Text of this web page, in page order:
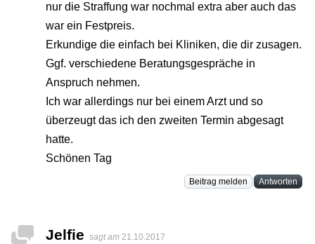
nur die Straffung war nochmal extra aber auch das
war ein Festpreis.
Erkundige die einfach bei Kliniken, die dir zusagen.
Ggf. verschiedene Beratungsgespräche in
Anspruch nehmen.
Ich war allerdings nur bei einem Arzt und so
überzeugt das ich den zweiten Termin abgesagt
hatte.
Schönen Tag
Beitrag melden Antworten
Jelfie sagt am 21.10.2017